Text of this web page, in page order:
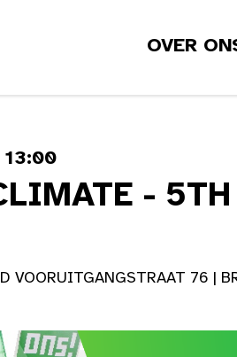
OVER
13:00
- 5TH
VOORUITGANGSTRAAT 76 |